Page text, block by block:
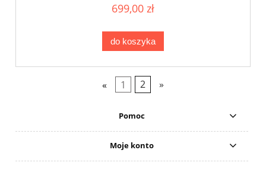
699,00 zł
do koszyka
« 1 2 »
Pomoc
Moje konto